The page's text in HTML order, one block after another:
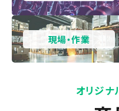
現場・作業
オリジナ